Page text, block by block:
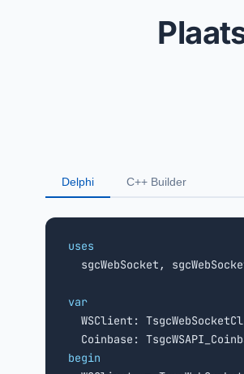
Delphi C++ Builder
uses
sgcWebSocket,
var
WSClient:
begin